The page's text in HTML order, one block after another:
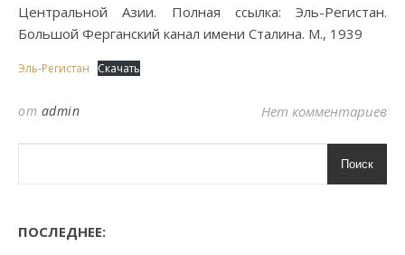
Центральной Азии. Полная ссылка: Эль-Регистан.
Большой Ферганский канал имени Сталина. М., 1939
Эль-Регистан Скачать
от admin Нет комментариев
Поиск
ПОСЛЕДНЕЕ: